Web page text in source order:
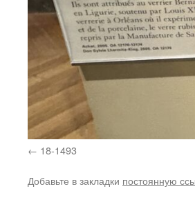
18-1493
Добавьте в закладки постоянную